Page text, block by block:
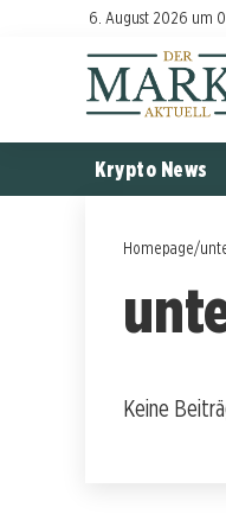
6. August 2026 um
Krypto News
Homepage/
Keine